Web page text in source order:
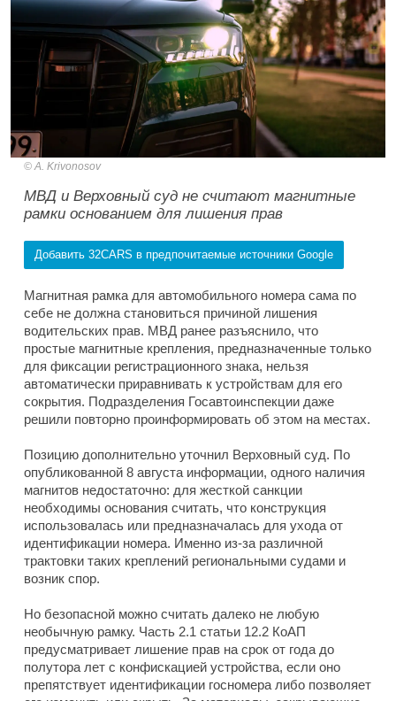
A. Krivonosov
МВД и Верховный суд не считают магнитные
рамки основанием для лишения прав
Добавить 32CARS в предпочитаемые источники Google
Магнитная рамка для автомобильного номера сама по
себе не должна становиться причиной лишения
водительских прав. МВД ранее разъяснило, что
простые магнитные крепления, предназначенные только
для фиксации регистрационного знака, нельзя
автоматически приравнивать к устройствам для его
сокрытия. Подразделения Госавтоинспекции даже
решили повторно проинформировать об этом на местах.
Позицию дополнительно уточнил Верховный суд. По
опубликованной 8 августа информации, одного наличия
магнитов недостаточно: для жесткой санкции
необходимы основания считать, что конструкция
использовалась или предназначалась для ухода от
идентификации номера. Именно из-за различной
трактовки таких креплений региональными судами и
возник спор.
Но безопасной можно считать далеко не любую
необычную рамку. Часть 2.1 статьи 12.2 КоАП
предусматривает лишение прав на срок от года до
полутора лет с конфискацией устройства, если оно
препятствует идентификации госномера либо позволяет